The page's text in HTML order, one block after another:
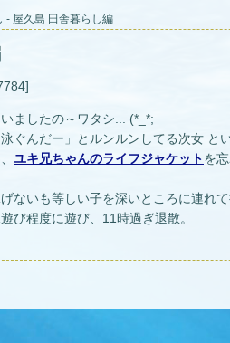
- 屋久島 田舎暮らし編
ましたの～ワタシ... (*_*;
泳ぐんだー」とルンルンしてる次女 と
ユキ兄ちゃんのライフジャケットを
ないも等しい子を深いところに連れ
び程度に遊び、11時過ぎ退散。